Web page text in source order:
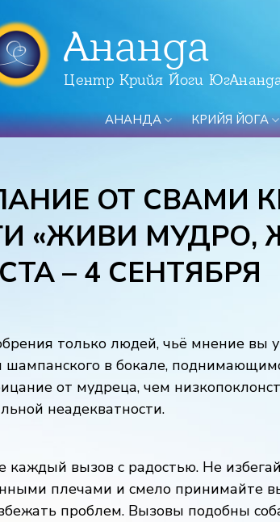
Ананда
Центр Крийя Йоги ЮгАнанда
АНАНДА КРИЙЯ ЙОГА
ОТ СВАМИ
«ЖИВИ МУДРО,
– 4 СЕНТЯБРЯ
только людей, чьё мнение вы
шампанского в бокале,
от мудреца, чем
неадекватности.
каждый вызов с радостью. Не
плечами и смело принимайте
проблем. Вызовы подобны